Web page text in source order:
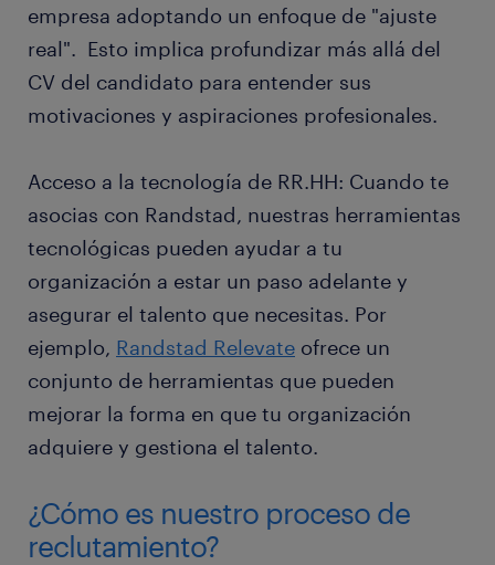
empresa adoptando un enfoque de "ajuste
real". Esto implica profundizar más allá del
CV del candidato para entender sus
motivaciones y aspiraciones profesionales.
Acceso a la tecnología de RR.HH: Cuando te
asocias con Randstad, nuestras herramientas
tecnológicas pueden ayudar a tu
organización a estar un paso adelante y
asegurar el talento que necesitas. Por
ejemplo, Randstad Relevate ofrece un
conjunto de herramientas que pueden
mejorar la forma en que tu organización
adquiere y gestiona el talento.
¿Cómo es nuestro proceso de
reclutamiento?